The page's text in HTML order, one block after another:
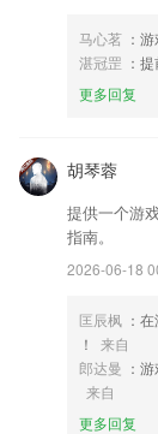
马心茗 ：
湛冠罡 ：
更多回复
胡琴蓉
提供一个游
指南。
2026-06-18
匡辰枫 ：
！
来自
郎达曼 ：
来自
更多回复